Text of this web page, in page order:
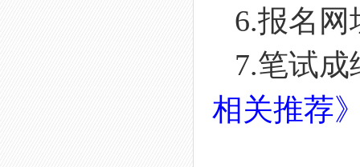
6.报名网
7.笔试成
相关推荐